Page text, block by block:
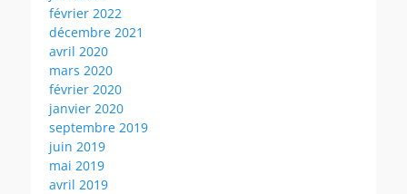
février 2022
décembre 2021
avril 2020
mars 2020
février 2020
janvier 2020
septembre 2019
juin 2019
mai 2019
avril 2019